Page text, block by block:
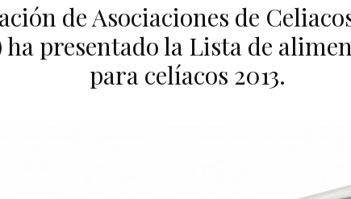
de Asociaciones de
ha presentado la Lista de
para celíacos 2013.